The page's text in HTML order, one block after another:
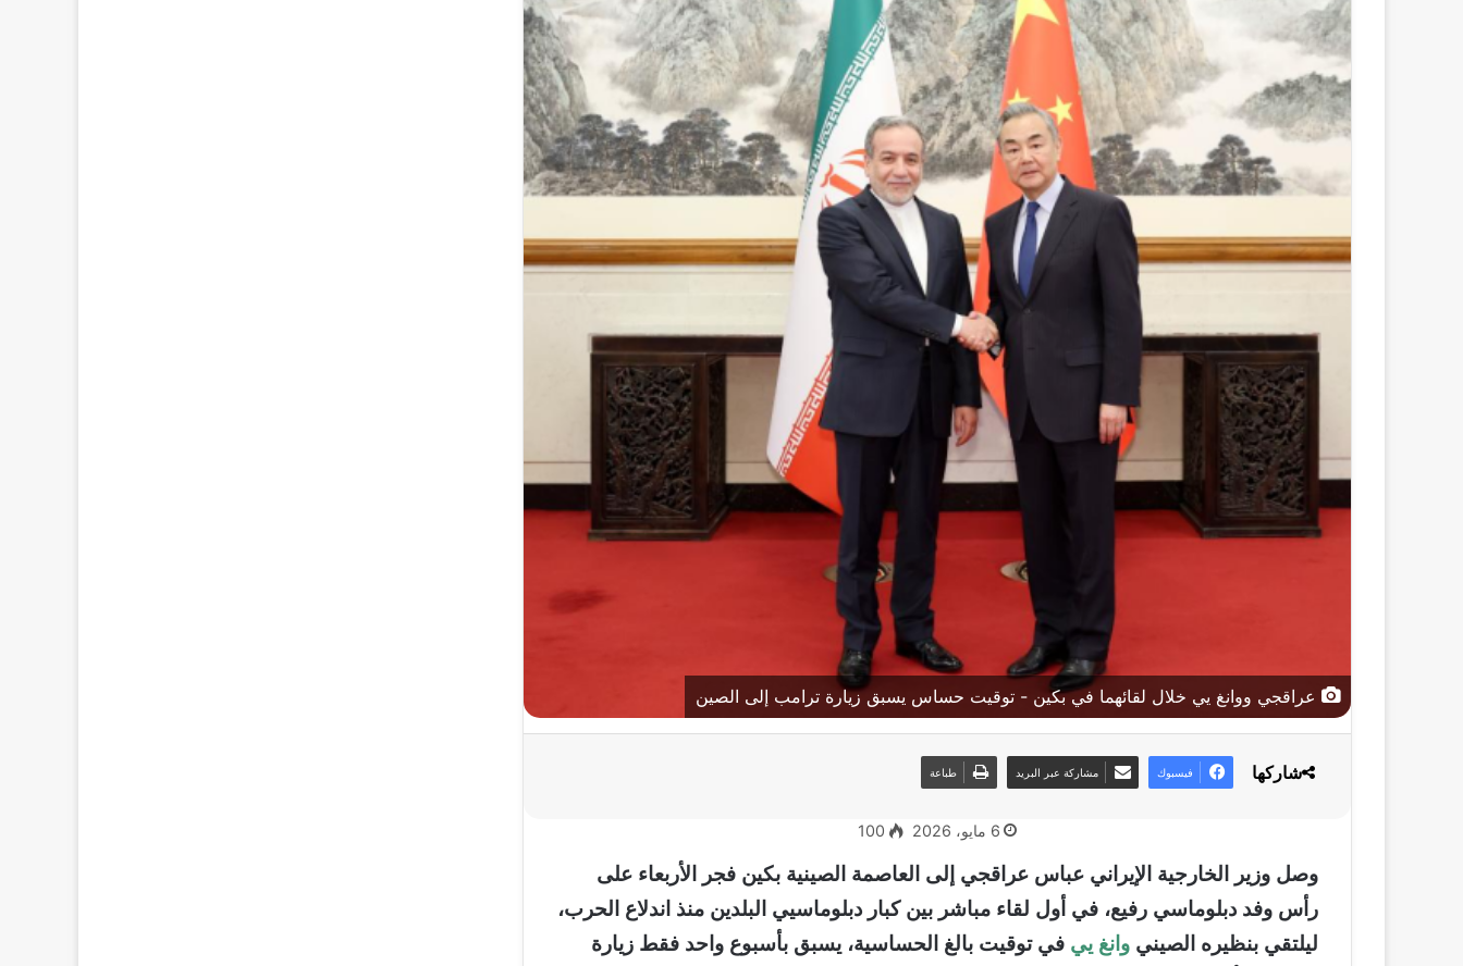
عراقجي ووانغ يي خلال لقائهما في بكين - توقيت حساس يسبق زيارة ترامب إلى الصين
6 مايو، 2026 100
وصل وزير الخارجية الإيراني عباس عراقجي إلى العاصمة الصينية بكين فجر الأربعاء على
رأس وفد دبلوماسي رفيع، في أول لقاء مباشر بين كبار دبلوماسيي البلدين منذ اندلاع الحرب،
ليلتقي بنظيره الصيني وانغ يي في توقيت بالغ الحساسية، يسبق بأسبوع واحد فقط زيارة
شاركها فيسبوك مشاركة عبر البريد طباعة